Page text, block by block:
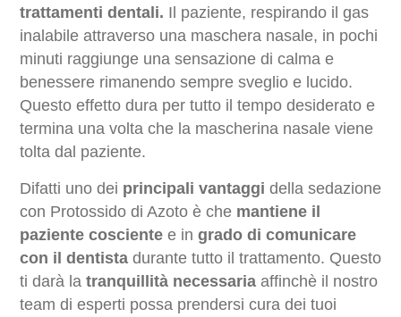
trattamenti dentali. Il paziente, respirando il gas
inalabile attraverso una maschera nasale, in pochi
minuti raggiunge una sensazione di calma e
benessere rimanendo sempre sveglio e lucido.
Questo effetto dura per tutto il tempo desiderato e
termina una volta che la mascherina nasale viene
tolta dal paziente.
Difatti uno dei principali vantaggi della sedazione
con Protossido di Azoto è che mantiene il
paziente coscientee in grado di comunicare
con il dentista durante tutto il trattamento. Questo
ti darà latranquillità necessaria affinchè il nostro
team di esperti possa prendersi cura dei tuoi